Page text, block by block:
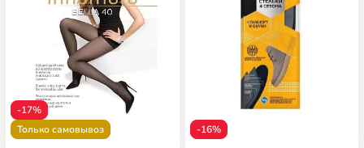
-17%
Только самовывоз
-16%